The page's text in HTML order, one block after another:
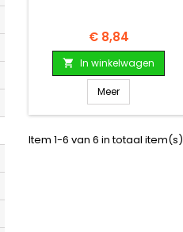
Prijs
€ 8,84
 In winkelwagen
Meer
Item 1-6 van 6 in totaal item(s)